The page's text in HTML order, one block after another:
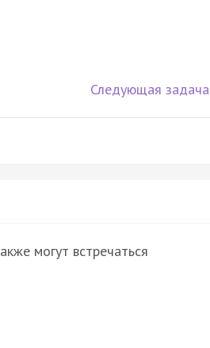
Следующая задача
могут встречаться